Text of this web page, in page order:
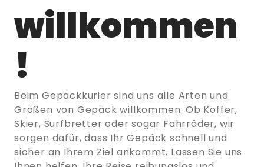
willkommen
!
Beim Gepäckkurier sind uns alle Arten und
Größen von Gepäck willkommen. Ob Koffer,
Skier, Surfbretter oder sogar Fahrräder, wir
sorgen dafür, dass Ihr Gepäck schnell und
sicher an Ihrem Ziel ankommt. Lassen Sie uns